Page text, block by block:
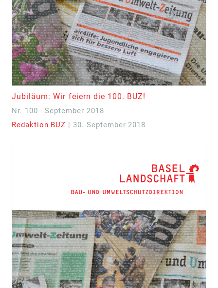
Jubiläum: Wir feiern die 100. BUZ!
Nr. 100 - September 2018
Redaktion BUZ | 30. September 2018